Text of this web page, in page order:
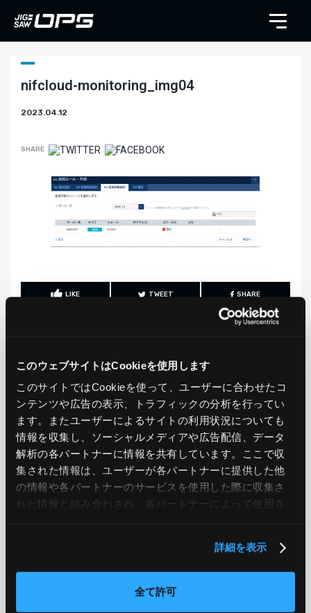
このウェブサイトはCookieを使用します
このサイトではCookieを使って、ユーザーに合わせたコ
ンテンツや広告の表示、トラフィックの分析を行ってい
ます。またユーザーによるサイトの利用状況についても
情報を収集し、ソーシャルメディアや広告配信、データ
解析の各パートナーに情報を共有しています。ここで収
集された情報は、ユーザーが各パートナーに提供した他
の情報や各パートナーのサービスを使用した際に収集さ
れた情報と組み合わされ、各パートナーによって使用さ
詳細を表示
全て許可
nifcloud-monitoring_img04
2023.04.12
SHARE
LIKE TWEET SHARE
PREV
BACK TO LIST
CATEGORY
AWS GCP Azure ON PREMISE